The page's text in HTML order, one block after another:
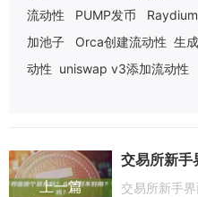
流动性
PUMP发币
加池子
Orca创建流动性 生
动性 uniswap v3添加流动性
上一篇
交易所新手